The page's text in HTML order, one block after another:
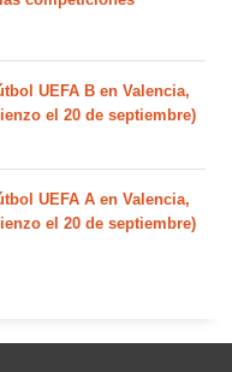
UEFA B en Valencia,
el 20 de septiembre)
UEFA A en Valencia,
el 20 de septiembre)